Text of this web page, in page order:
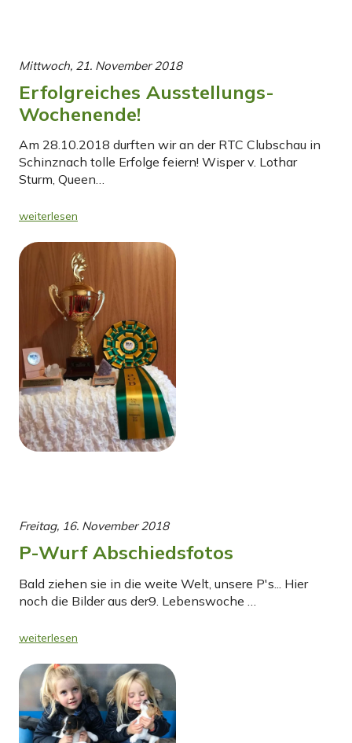
Mittwoch, 21. November 2018
Erfolgreiches Ausstellungs-
Wochenende!
Am 28.10.2018 durften wir an der RTC Clubschau in
Schinznach tolle Erfolge feiern! Wisper v. Lothar
Sturm, Queen…
weiterlesen
Freitag, 16. November 2018
P-Wurf Abschiedsfotos
Bald ziehen sie in die weite Welt, unsere P's... Hier
noch die Bilder aus der9. Lebenswoche …
weiterlesen